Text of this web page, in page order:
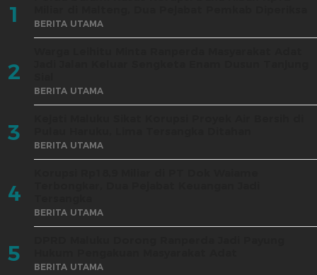
1 BERITA UTAMA
2
BERITA UTAMA
3 BERITA UTAMA
4
BERITA UTAMA
5
BERITA UTAMA